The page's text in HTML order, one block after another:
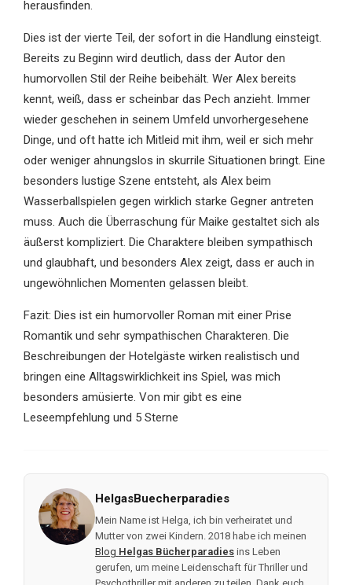
herausfinden.
Dies ist der vierte Teil, der sofort in die Handlung einsteigt.
Bereits zu Beginn wird deutlich, dass der Autor den
humorvollen Stil der Reihe beibehält. Wer Alex bereits
kennt, weiß, dass er scheinbar das Pech anzieht. Immer
wieder geschehen in seinem Umfeld unvorhergesehene
Dinge, und oft hatte ich Mitleid mit ihm, weil er sich mehr
oder weniger ahnungslos in skurrile Situationen bringt. Eine
besonders lustige Szene entsteht, als Alex beim
Wasserballspielen gegen wirklich starke Gegner antreten
muss. Auch die Überraschung für Maike gestaltet sich als
äußerst kompliziert. Die Charaktere bleiben sympathisch
und glaubhaft, und besonders Alex zeigt, dass er auch in
ungewöhnlichen Momenten gelassen bleibt.
Fazit: Dies ist ein humorvoller Roman mit einer Prise
Romantik und sehr sympathischen Charakteren. Die
Beschreibungen der Hotelgäste wirken realistisch und
bringen eine Alltagswirklichkeit ins Spiel, was mich
besonders amüsierte. Von mir gibt es eine
Leseempfehlung und 5 Sterne
HelgasBuecherparadies
Mein Name ist Helga, ich bin verheiratet und
Mutter von zwei Kindern. 2018 habe ich meinen
Blog Helgas Bücherparadiesins Leben
gerufen, um meine Leidenschaft für Thriller und